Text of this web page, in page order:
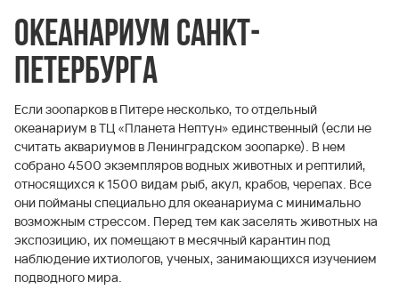
Океанариум Санкт-
Петербурга
Если зоопарков в Питере несколько, то отдельный
океанариум в ТЦ «Планета Нептун» единственный (если не
считать аквариумов в Ленинградском зоопарке). В нем
собрано 4500 экземпляров водных животных и рептилий,
относящихся к 1500 видам рыб, акул, крабов, черепах. Все
они пойманы специально для океанариума с минимально
возможным стрессом. Перед тем как заселять животных на
экспозицию, их помещают в месячный карантин под
наблюдение ихтиологов, ученых, занимающихся изучением
подводного мира.